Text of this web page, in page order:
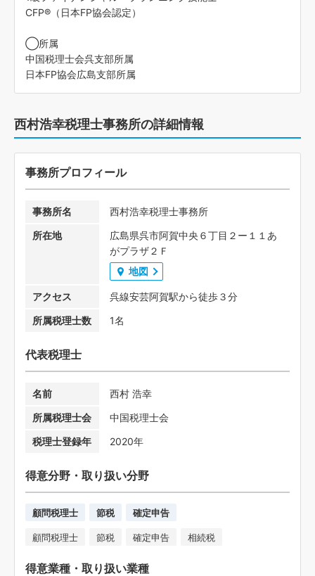
CFP®（日本FP協会認定）
◯所属
中国税理士会呉支部所属
日本FP協会広島支部所属
西村浩幸税理士事務所の詳細情報
事務所プロフィール
事務所名
西村浩幸税理士事務所
所在地
広島県呉市阿賀中央６丁目２ー１１あ
がプラザ２Ｆ
地図
アクセス
呉線安芸阿賀駅から徒歩３分
所属税理士数
1名
代表税理士
名前
西村 浩幸
所属税理士会
中国税理士会
税理士登録年
2020年
得意分野・取り扱い分野
顧問税理士 節税 確定申告
顧問税理士 節税 確定申告 相続税
得意業種・取り扱い業種